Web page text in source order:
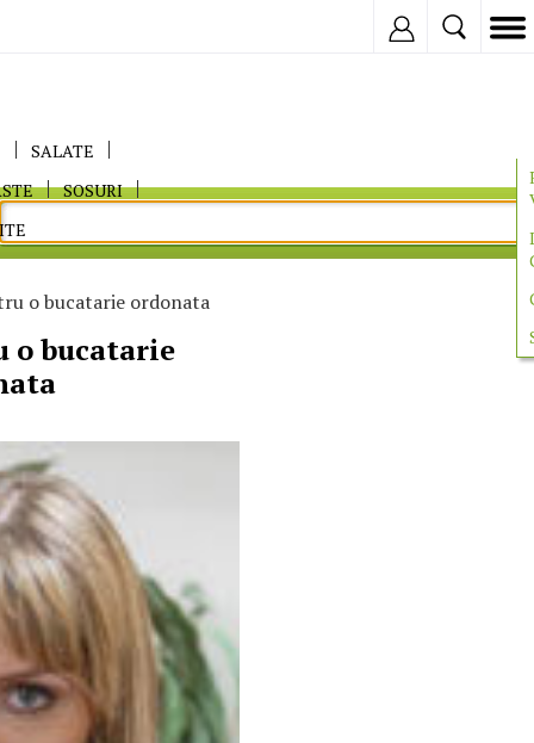
SALATE
SOSURI
o bucatarie ordonata
o bucatarie